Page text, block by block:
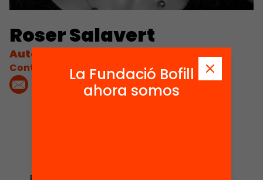
Roser Salavert
Autora/Ponent
Contacta'm:La Fundació Bofill
ahora somos